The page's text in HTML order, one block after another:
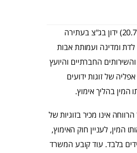
ביום חמישי הקרוב, (20.7.17) ידון בג"צ בעתירה
ומדינה ועמותת אבות
החברתיים והיועץ
של זוגות ידועים
המין בהליך אימוץ.
אינו מכיר בזוגיות של
המין, לעניין חוק האימוץ,
בלבד. עוד קובע המשרד